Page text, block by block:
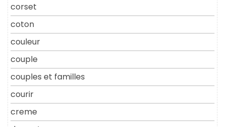
corset
coton
couleur
couple
couples et familles
courir
creme